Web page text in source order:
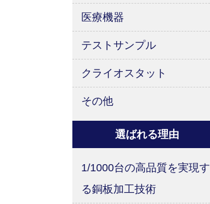
医療機器
テストサンプル
クライオスタット
その他
選ばれる理由
1/1000台の高品質を実現す
る銅板加工技術